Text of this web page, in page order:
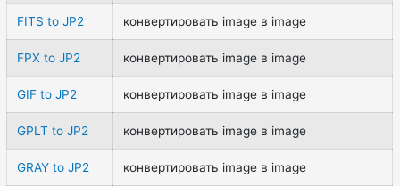
FITS to JP2 конвертировать image в image
FPX to JP2 конвертировать image в image
GIF to JP2 конвертировать image в image
GPLT to JP2 конвертировать image в image
GRAY to JP2 конвертировать image в image